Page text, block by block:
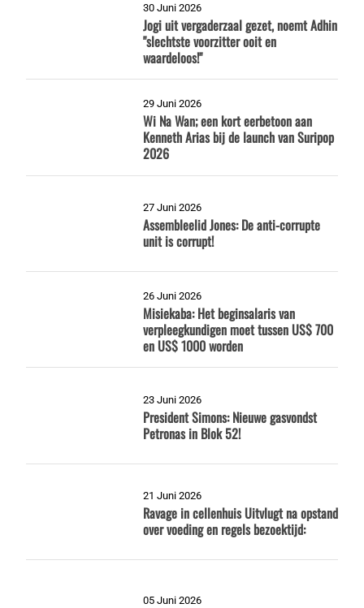
30 Juni 2026
Jogi uit vergaderzaal gezet, noemt Adhin
"slechtste voorzitter ooit en
waardeloos!"
29 Juni 2026
Wi Na Wan; een kort eerbetoon aan
Kenneth Arias bij de launch van Suripop
2026
27 Juni 2026
Assembleelid Jones: De anti-corrupte
unit is corrupt!
26 Juni 2026
Misiekaba: Het beginsalaris van
verpleegkundigen moet tussen US$ 700
en US$ 1000 worden
23 Juni 2026
President Simons: Nieuwe gasvondst
Petronas in Blok 52!
21 Juni 2026
Ravage in cellenhuis Uitvlugt na opstand
over voeding en regels bezoektijd:
05 Juni 2026